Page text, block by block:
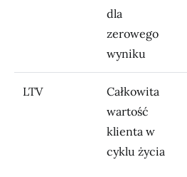
dla
zerowego
wyniku
LTV
Całkowita
wartość
klienta w
cyklu życia